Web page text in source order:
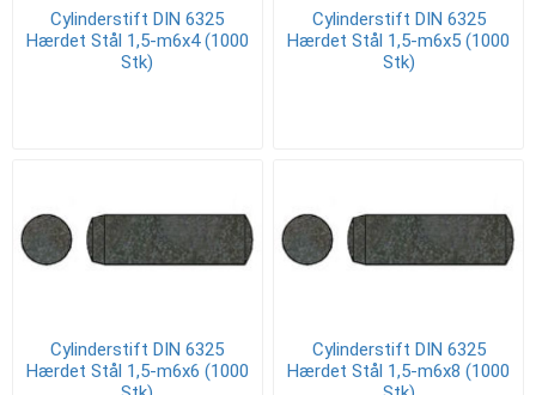
Cylinderstift DIN 6325
Hærdet Stål 1,5-m6x4 (1000
Stk)
Cylinderstift DIN 6325
Hærdet Stål 1,5-m6x5 (1000
Stk)
Cylinderstift DIN 6325
Hærdet Stål 1,5-m6x6 (1000
Cylinderstift DIN 6325
Hærdet Stål 1,5-m6x8 (1000